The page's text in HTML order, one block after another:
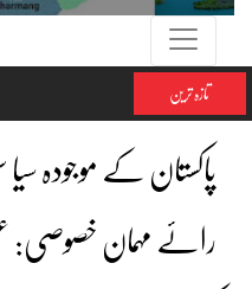
تازہ ترین
پاکستان کے موجودہ
رائے مہمان خصوصی: